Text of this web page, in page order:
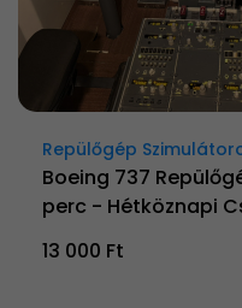
Repülőgép
Boeing 737
perc - Hétköznapi
13 000 Ft